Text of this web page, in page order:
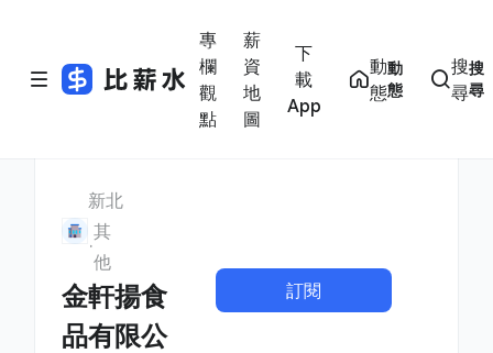
專
欄
觀
點
薪
資
地
圖
下
載
App
動
態
動
態
搜
尋
搜
尋
新北
其
他
金軒揚食
品有限公
訂閱